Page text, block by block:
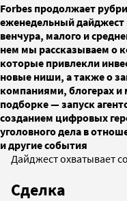
Forbes продолжает
еженедельный дайджест
венчура, малого и
нем мы рассказываем о
которые привлекли
новые ниши, а также о
компаниями, блогерах и
подборке — запуск
созданием цифровых
уголовного дела в
и другие события
Дайджест охватывает
Сделка